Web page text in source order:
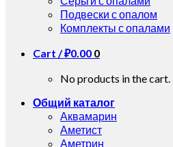
Подвески с опалом
Комплекты с опалами
Cart /₽0.00 0
No products in the cart.
Общий каталог
Аквамарин
Аметист
Аметрин